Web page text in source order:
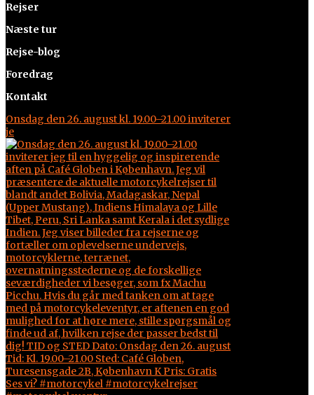
Rejser
Næste tur
Rejse-blog
Foredrag
Kontakt
Onsdag den 26. august kl. 19.00–21.00 inviterer
je